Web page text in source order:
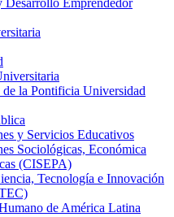
Emprendedor
la Pontificia Universidad
y Servicios Educativos
Sociológicas, Económica
(CISEPA)
Tecnología e Innovación
de América Latina